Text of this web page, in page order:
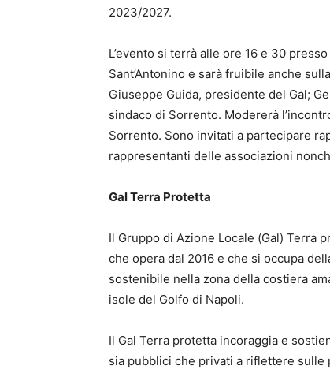
2023/2027.
L’evento si terrà alle ore 16 e 30
Sant’Antonino e sarà fruibile anche
Giuseppe Guida, presidente del Gal;
sindaco di Sorrento. Modererà
Sorrento. Sono invitati a partecipare
rappresentanti delle associazioni
Gal Terra Protetta
Il Gruppo di Azione Locale (Gal) Terra
che opera dal 2016 e che si occupa
sostenibile nella zona della costiera
isole del Golfo di Napoli.
Il Gal Terra protetta incoraggia e
sia pubblici che privati a riflettere